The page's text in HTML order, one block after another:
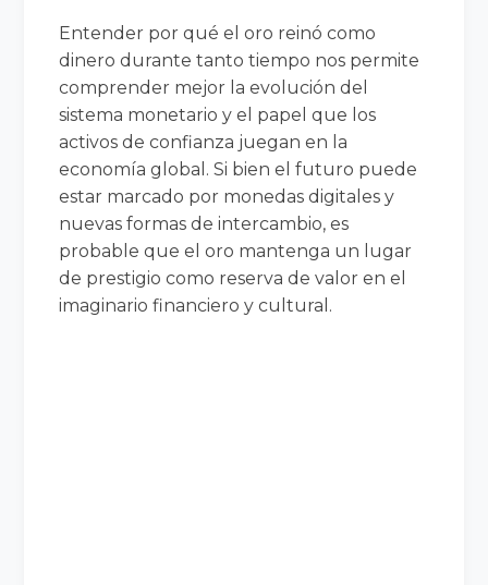
Entender por qué el oro reinó como
dinero durante tanto tiempo nos permite
comprender mejor la evolución del
sistema monetario y el papel que los
activos de confianza juegan en la
economía global. Si bien el futuro puede
estar marcado por monedas digitales y
nuevas formas de intercambio, es
probable que el oro mantenga un lugar
de prestigio como reserva de valor en el
imaginario financiero y cultural.